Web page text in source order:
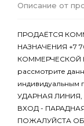
Описание от
ПРОДАЁТСЯ
НАЗНАЧЕНИЯ +7
КОММЕРЧЕСКОЙ
рассмотрите
индивидуальным
УДАРНАЯ
ВХОД -
ПОЖАЛУЙСТА